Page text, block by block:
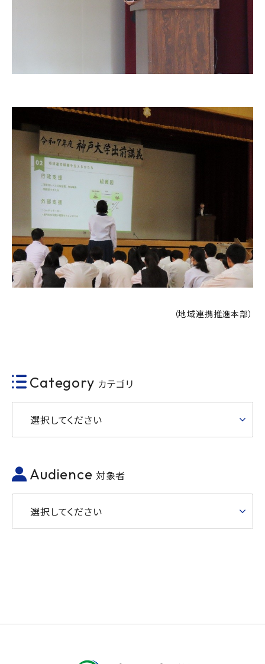
（地域連携推進本部）
Category カテゴリ
選択してください
Audience 対象者
選択してください